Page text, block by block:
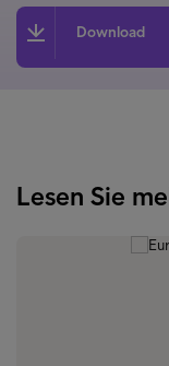
Download
Lesen Sie